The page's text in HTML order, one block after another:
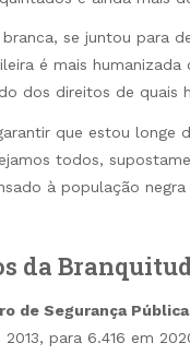
se juntou para
é mais humanizada
dos direitos de quais
que estou longe
todos,
à população
da
de Segurança
para 6.416 em